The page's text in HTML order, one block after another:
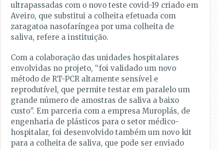
ultrapassadas com o novo teste covid-19 criado em
Aveiro, que substitui a colheita efetuada com
zaragatoa nasofaríngea por uma colheita de
saliva, refere a instituição.
Com a colaboração das unidades hospitalares
envolvidas no projeto, “foi validado um novo
método de RT-PCR altamente sensível e
reprodutível, que permite testar em paralelo um
grande número de amostras de saliva a baixo
custo”. Em parceria com a empresa Muroplás, de
engenharia de plásticos para o setor médico-
hospitalar, foi desenvolvido também um novo kit
para a colheita de saliva, que pode ser enviado